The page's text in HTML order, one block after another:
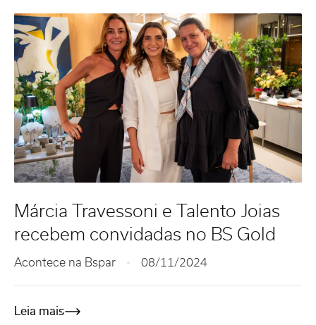
Márcia Travessoni e Talento Joias
recebem convidadas no BS Gold
Acontece na Bspar 08/11/2024
Leia mais